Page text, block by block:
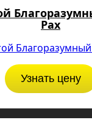
Рах
Узнать цену